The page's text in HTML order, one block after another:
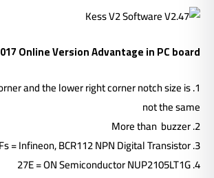
Online Version Advantage in PC board:
and the lower right corner notch size is
not the same
2. More than buzzer
3. WFs = Infineon, BCR112 NPN Digital Transistor
4. 27E = ON Semiconductor NUP2105LT1G